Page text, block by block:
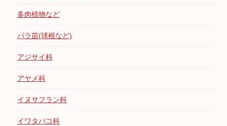
多肉植物など
バラ苗(球根など)
アジサイ科
アヤメ科
イヌサフラン科
イワタバコ科